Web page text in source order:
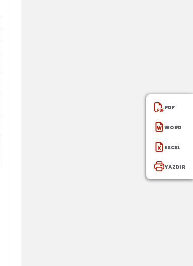
PDF
WORD
EXCEl
YAZDIR